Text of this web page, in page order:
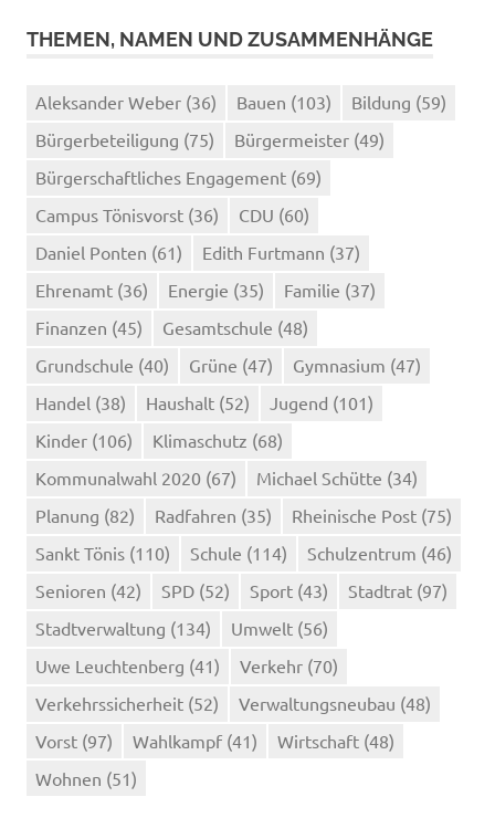
THEMEN, NAMEN UND ZUSAMMENHÄNGE
Aleksander Weber (36) Bauen (103) Bildung (59)
Bürgerbeteiligung (75) Bürgermeister (49)
Bürgerschaftliches Engagement (69)
Campus Tönisvorst (36) CDU (60)
Daniel Ponten (61) Edith Furtmann (37)
Ehrenamt (36) Energie (35) Familie (37)
Finanzen (45) Gesamtschule (48)
Grundschule (40) Grüne (47) Gymnasium (47)
Handel (38) Haushalt (52) Jugend (101)
Kinder (106) Klimaschutz (68)
Kommunalwahl 2020 (67) Michael Schütte (34)
Planung (82) Radfahren (35) Rheinische Post (75)
Sankt Tönis (110) Schule (114) Schulzentrum (46)
Senioren (42) SPD (52) Sport (43) Stadtrat (97)
Stadtverwaltung (134) Umwelt (56)
Uwe Leuchtenberg (41) Verkehr (70)
Verkehrssicherheit (52) Verwaltungsneubau (48)
Vorst (97) Wahlkampf (41) Wirtschaft (48)
Wohnen (51)